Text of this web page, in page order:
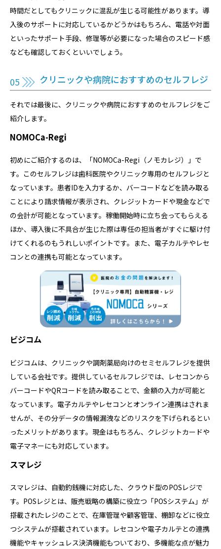
時間だとしてもクリニックに混乱が生じる可能性があります。導
入後のサポートに対応しているかどうかはもちろん、電話や対面
といったサポート手段、修理等が必要になった場合のスピード感
なども確認しておくといいでしょう。
クリニックや病院におすすめのセルフレジ
それでは最後に、クリニックや病院におすすめのセルフレジをご
紹介します。
NOMOCa-Regi
初めにご紹介するのは、「NOMOCa-Regi（ノモカレジ）」で
す。このセルフレジは歯科医院やクリニック専用のセルフレジと
なっています。患者IDを入力するか、バーコードなどを読み取る
ことにより請求情報が表示され、クレジットカードや現金などで
の会計が可能となっています。稼働開始時に立ち会ってもらえる
ほか、導入後に不具合が生じた際は専任の担当者がすぐに駆け付
けてくれるのもうれしいポイントです。また、電子カルテやレセ
コンとの連携も可能となっています。
ビジコム
ビジコムは、クリニックや調剤薬局向けのセミセルフレジを提供
している会社です。提供しているセルフレジでは、レセコンから
バーコードやQRコードを読み取ることで、金額の入力が可能と
なっています。電子カルテやレセコンとオンライン連携はされま
せんが、その分データの情報漏洩などのリスクを下げられるとい
ったメリットがあります。現金はもちろん、クレジットカードや
電子マネーにも対応しています。
スマレジ
スマレジは、自動釣銭機に対応した、クラウド型のPOSレジで
す。POSレジとは、販売戦略の構築に役立つ「POSシステム」が
搭載されたレジのことで、在庫管理や顧客管理、棚卸などに役立
つシステムが搭載されています。レセコンや電子カルテとの連携
機能やキャッシュレス決済機能もついており、多機能な点が魅力